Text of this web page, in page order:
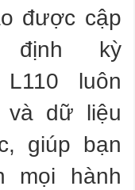
được cập
kỳ
luôn
và dữ liệu
giúp bạn
mọi hành